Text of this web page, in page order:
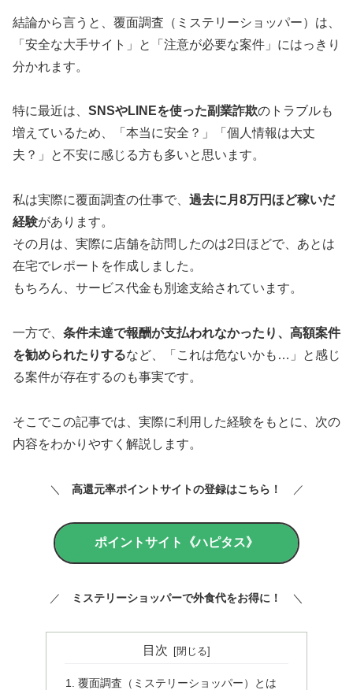
結論から言うと、覆面調査（ミステリーショッパー）は、
「安全な大手サイト」と「注意が必要な案件」にはっきり
分かれます。
特に最近は、 SNSやLINEを使った副業詐欺のトラブルも
増えているため、「本当に安全？」「個人情報は大丈
夫？」と不安に感じる方も多いと思います。
私は実際に覆面調査の仕事で、 過去に月8万円ほど稼いだ
経験があります。
その月は、実際に店舗を訪問したのは2日ほどで、あとは
在宅でレポートを作成しました。
もちろん、サービス代金も別途支給されています。
一方で、 条件未達で報酬が支払われなかったり、高額案件
を勧められたりするなど、「これは危ないかも…」と感じ
る案件が存在するのも事実です。
そこでこの記事では、実際に利用した経験をもとに、次の
内容をわかりやすく解説します。
＼ 高還元率ポイントサイトの登録はこちら！ ／
ポイントサイト《ハピタス》
／ ミステリーショッパーで外食代をお得に！ ＼
目次
覆面調査（ミステリーショッパー）とは